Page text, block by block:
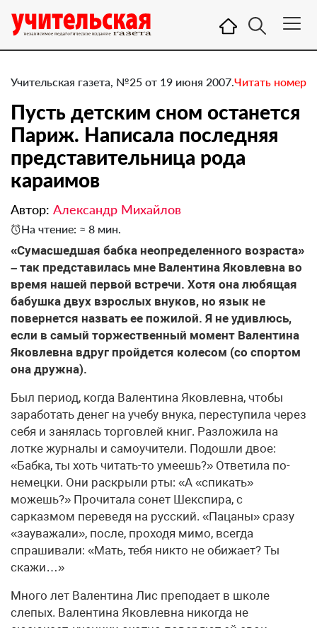
Учительская газета, №25 от 19 июня 2007.Читать номер
Пусть детским сном останется
Париж. Написала последняя
представительница рода
караимов
Автор: Александр Михайлов
На чтение: ≈ 8 мин.
«Сумасшедшая бабка неопределенного возраста»
– так представилась мне Валентина Яковлевна во
время нашей первой встречи. Хотя она любящая
бабушка двух взрослых внуков, но язык не
повернется назвать ее пожилой. Я не удивлюсь,
если в самый торжественный момент Валентина
Яковлевна вдруг пройдется колесом (со спортом
она дружна).
Был период, когда Валентина Яковлевна, чтобы
заработать денег на учебу внука, переступила через
себя и занялась торговлей книг. Разложила на
лотке журналы и самоучители. Подошли двое:
«Бабка, ты хоть читать-то умеешь?» Ответила по-
немецки. Они раскрыли рты: «А «спикать»
можешь?» Прочитала сонет Шекспира, с
сарказмом переведя на русский. «Пацаны» сразу
«зауважали», после, проходя мимо, всегда
спрашивали: «Мать, тебя никто не обижает? Ты
скажи…»
Много лет Валентина Лис преподает в школе
слепых. Валентина Яковлевна никогда не